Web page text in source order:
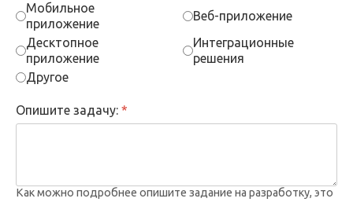
Мобильное
приложение
Веб-приложение
Десктопное
приложение
Интеграционные
решения
Другое
Опишите задачу: *
Как можно подробнее опишите задание на разработку, это